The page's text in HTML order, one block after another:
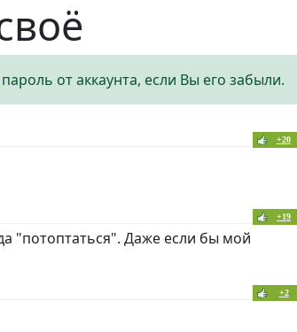
пароль от аккаунта, если Вы его забыли.
+20
+19
"потоптаться". Даже если бы мой
+2